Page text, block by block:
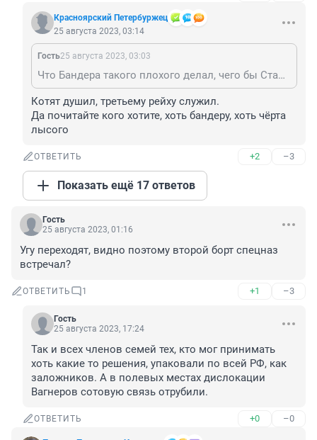
Красноярский Петербуржец
25 августа 2023, 03:14
Гость25 августа 2023, 03:03
Что Бандера такого плохого делал, чего бы Сталин не делал? Почему вам Сталина можно почитать, а им Бандеру нельзя?
Котят душил, третьему рейху служил.
Да почитайте кого хотите, хоть бандеру, хоть чёрта
лысого
ОТВЕТИТЬ +2 –3
Показать ещё 17 ответов
Гость
25 августа 2023, 01:16
Угу переходят, видно поэтому второй борт спецназ
встречал?
ОТВЕТИТЬ 1 +1 –3
Гость
25 августа 2023, 17:24
Так и всех членов семей тех, кто мог принимать
хоть какие то решения, упаковали по всей РФ, как
заложников. А в полевых местах дислокации
Вагнеров сотовую связь отрубили.
ОТВЕТИТЬ +0 –0